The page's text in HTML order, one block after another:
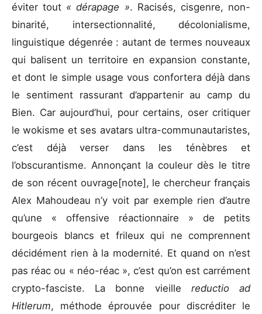
éviter tout « dérapage ». Racisés, cisgenre, non-
binarité, intersectionnalité, décolonialisme,
linguistique dégenrée : autant de termes nouveaux
qui balisent un territoire en expansion constante,
et dont le simple usage vous confortera déjà dans
le sentiment rassurant d’appartenir au camp du
Bien. Car aujourd’hui, pour certains, oser critiquer
le wokisme et ses avatars ultra-communautaristes,
c’est déjà verser dans les ténèbres et
l’obscurantisme. Annonçant la couleur dès le titre
de son récent ouvrage[note], le chercheur français
Alex Mahoudeau n’y voit par exemple rien d’autre
qu’une « offensive réactionnaire » de petits
bourgeois blancs et frileux qui ne comprennent
décidément rien à la modernité. Et quand on n’est
pas réac ou « néo-réac », c’est qu’on est carrément
crypto-fasciste. La bonne vieille reductio ad
Hitlerum, méthode éprouvée pour discréditer le